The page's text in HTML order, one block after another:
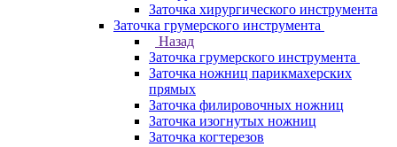
Заточка хирургического инструмента
Заточка грумерского инструмента
Назад
Заточка грумерского инструмента
Заточка ножниц парикмахерских
прямых
Заточка филировочных ножниц
Заточка изогнутых ножниц
Заточка когтерезов